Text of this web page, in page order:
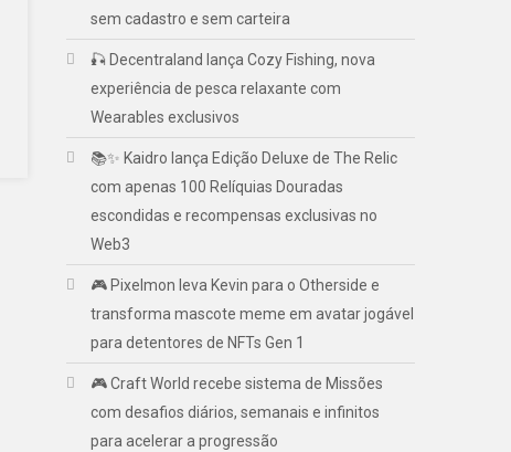
sem cadastro e sem carteira
🎣 Decentraland lança Cozy Fishing, nova
experiência de pesca relaxante com
Wearables exclusivos
📚✨ Kaidro lança Edição Deluxe de The Relic
com apenas 100 Relíquias Douradas
escondidas e recompensas exclusivas no
Web3
🎮 Pixelmon leva Kevin para o Otherside e
transforma mascote meme em avatar jogável
para detentores de NFTs Gen 1
🎮 Craft World recebe sistema de Missões
com desafios diários, semanais e infinitos
para acelerar a progressão